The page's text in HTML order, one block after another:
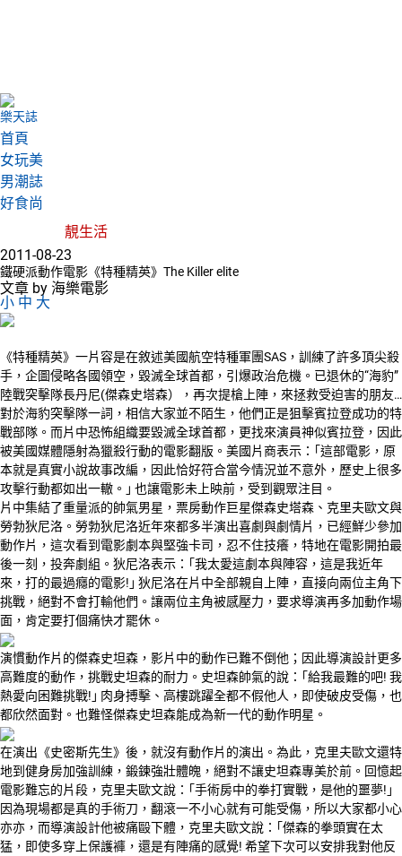
樂天誌
首頁
女玩美
男潮誌
好食尚
靚生活
2011-08-23
鐵硬派動作電影《特種精英》The Killer elite
文章 by 海樂電影
小 中 大
《特種精英》一片容是在敘述美國航空特種軍團SAS，訓練了許多頂尖殺
手，企圖侵略各國領空，毀滅全球首都，引爆政治危機。已退休的“海豹”
陸戰突擊隊長丹尼(傑森史塔森），再次提槍上陣，來拯救受迫害的朋友…
對於海豹突擊隊一詞，相信大家並不陌生，他們正是狙擊賓拉登成功的特
戰部隊。而片中恐怖組織要毀滅全球首都，更找來演員神似賓拉登，因此
被美國媒體隱射為獵殺行動的電影翻版。美國片商表示：｢這部電影，原
本就是真實小說故事改編，因此恰好符合當今情況並不意外，歷史上很多
攻擊行動都如出一轍。｣ 也讓電影未上映前，受到觀眾注目。
片中集結了重量派的帥氣男星，票房動作巨星傑森史塔森、克里夫歐文與
勞勃狄尼洛。勞勃狄尼洛近年來都多半演出喜劇與劇情片，已經鮮少參加
動作片，這次看到電影劇本與堅強卡司，忍不住技癢，特地在電影開拍最
後一刻，投奔劇組。狄尼洛表示：｢我太愛這劇本與陣容，這是我近年
來，打的最過癮的電影!｣ 狄尼洛在片中全部親自上陣，直接向兩位主角下
挑戰，絕對不會打輸他們。讓兩位主角被感壓力，要求導演再多加動作場
面，肯定要打個痛快才罷休。
演慣動作片的傑森史坦森，影片中的動作已難不倒他；因此導演設計更多
高難度的動作，挑戰史坦森的耐力。史坦森帥氣的說：｢給我最難的吧! 我
熱愛向困難挑戰!｣ 肉身搏擊、高樓跳躍全都不假他人，即使破皮受傷，也
都欣然面對。也難怪傑森史坦森能成為新一代的動作明星。
在演出《史密斯先生》後，就沒有動作片的演出。為此，克里夫歐文還特
地到健身房加強訓練，鍛鍊強壯體魄，絕對不讓史坦森專美於前。回憶起
電影難忘的片段，克里夫歐文說：｢手術房中的拳打實戰，是他的噩夢!｣
因為現場都是真的手術刀，翻滾一不小心就有可能受傷，所以大家都小心
亦亦，而導演設計他被痛毆下體，克里夫歐文說：｢傑森的拳頭實在太
猛，即使多穿上保護褲，還是有陣痛的感覺! 希望下次可以安排我對他反